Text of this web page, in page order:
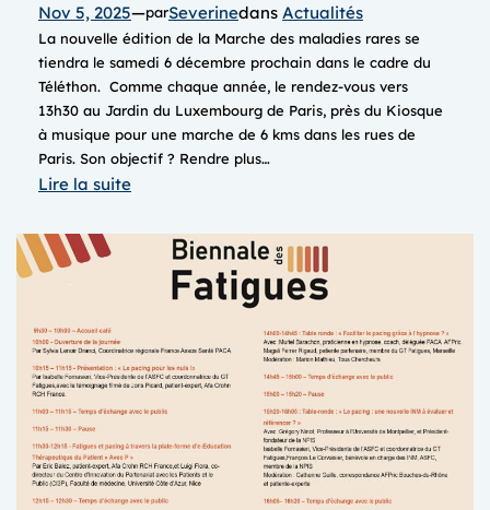
Nov 5, 2025—parSeverinedans Actualités
La nouvelle édition de la Marche des maladies rares se
tiendra le samedi 6 décembre prochain dans le cadre du
Téléthon. Comme chaque année, le rendez-vous vers
13h30 au Jardin du Luxembourg de Paris, près du Kiosque
à musique pour une marche de 6 kms dans les rues de
Paris. Son objectif ? Rendre plus…
Lire la suite:
des
MALADIES
RARES